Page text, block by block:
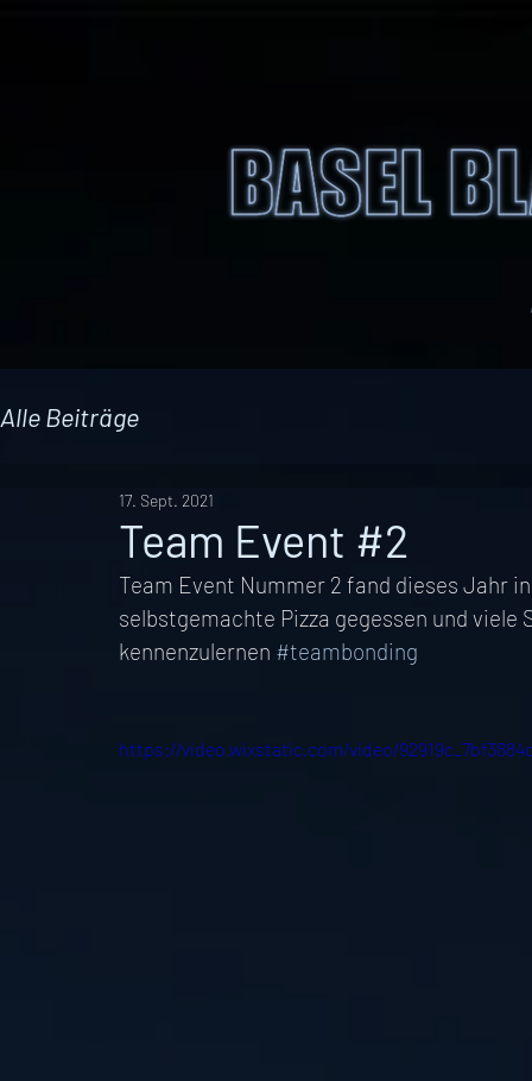
Alle Beiträge
Team Event #2
17. Sept. 2021
Team Event Nummer 2 fand dieses Jahr
selbstgemachte Pizza gegessen und
kennenzulernen #teambonding
https://video.wixstatic.com/video/